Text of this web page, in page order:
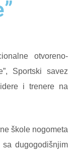
otvoreno-
Sportski savez
i trenere na
škole nogometa
dugogodišnjim